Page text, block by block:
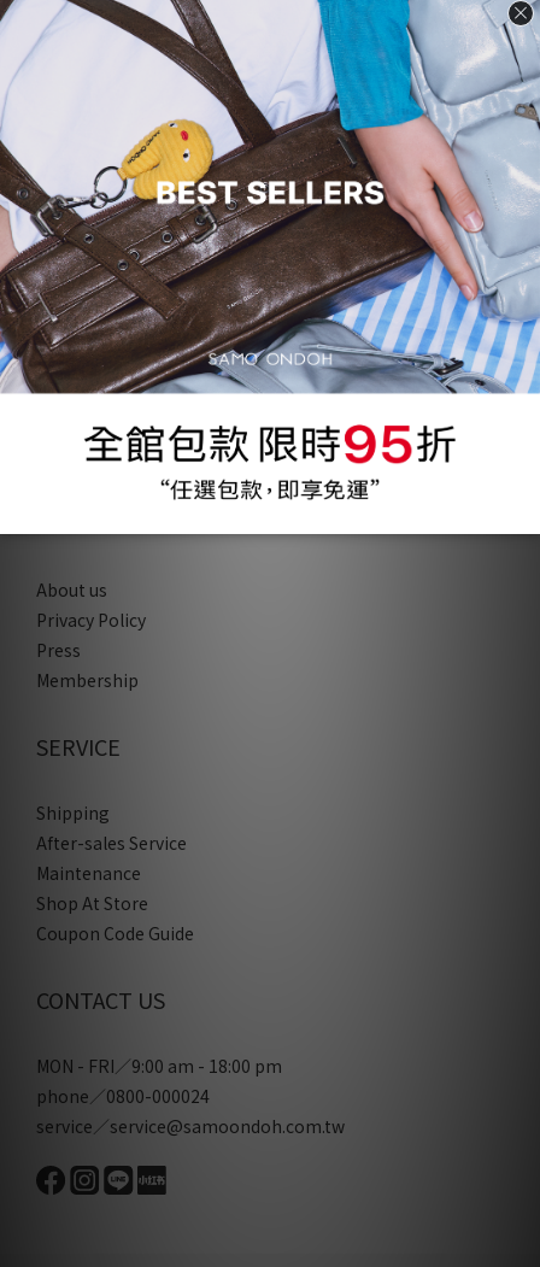
商品描述 顧客評價
About us
Privacy Policy
Press
Membership
SERVICE
Shipping
After-sales Service
Maintenance
Shop At Store
Coupon Code Guide
CONTACT US
MON - FRI／9:00 am - 18:00 pm
phone／0800-000024
service／service@samoondoh.com.tw